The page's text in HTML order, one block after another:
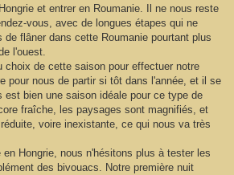
et entrer en Roumanie. Il ne nous reste
vous, avec de longues étapes qui ne
de flâner dans cette Roumanie pourtant plus
l'ouest.
choix de cette saison pour effectuer notre
pour nous de partir si tôt dans l'année, et il se
est bien une saison idéale pour ce type de
fraîche, les paysages sont magnifiés, et
voire inexistante, ce qui nous va très
Hongrie, nous n'hésitons plus à tester les
des bivouacs. Notre première nuit